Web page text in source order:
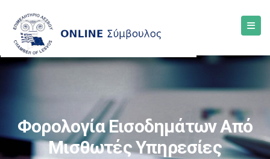
Φορολογία Εισοδημάτων Από
Μισθωτές Υπηρεσίες